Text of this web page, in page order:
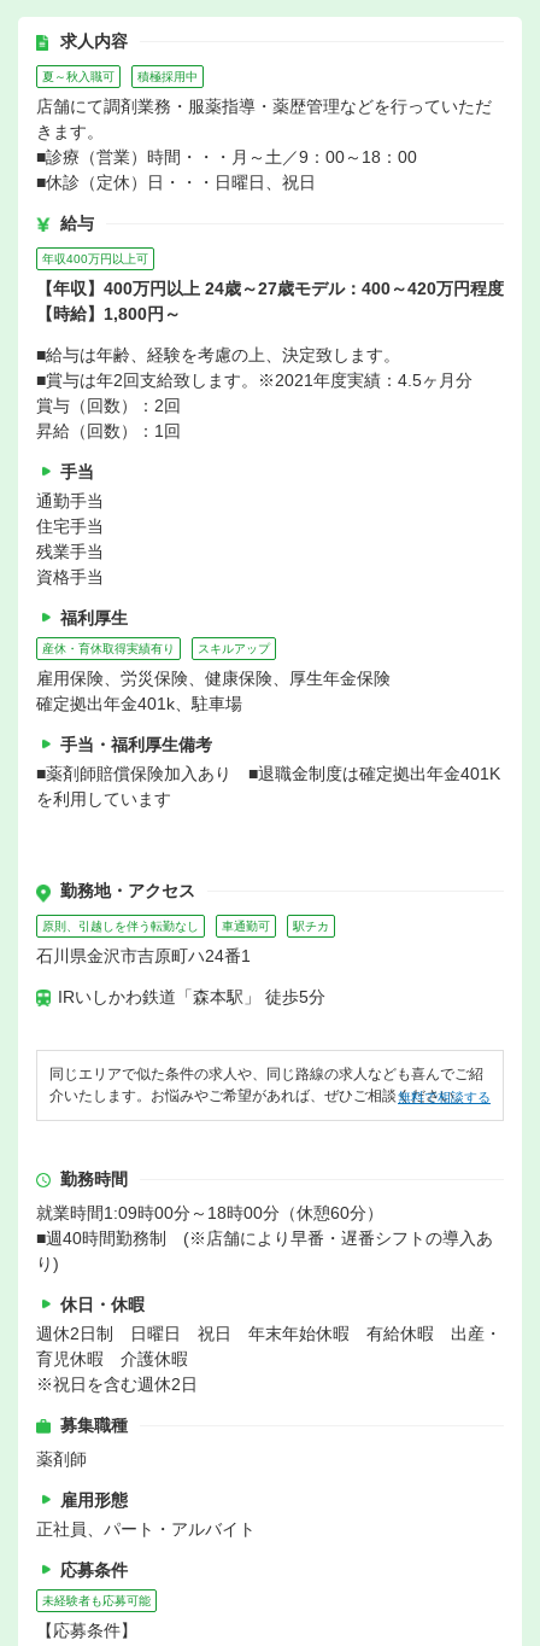
求人内容
夏～秋入職可 積極採用中
店舗にて調剤業務・服薬指導・薬歴管理などを行っていただ
きます。
■診療（営業）時間・・・月～土／9：00～18：00
■休診（定休）日・・・日曜日、祝日
給与
年収400万円以上可
【年収】400万円以上 24歳～27歳モデル：400～420万円程度
【時給】1,800円～
■給与は年齢、経験を考慮の上、決定致します。
■賞与は年2回支給致します。※2021年度実績：4.5ヶ月分
賞与（回数）：2回
昇給（回数）：1回
手当
通勤手当
住宅手当
残業手当
資格手当
福利厚生
産休・育休取得実績有り スキルアップ
雇用保険、労災保険、健康保険、厚生年金保険
確定拠出年金401k、駐車場
手当・福利厚生備考
■薬剤師賠償保険加入あり ■退職金制度は確定拠出年金401K
を利用しています
勤務地・アクセス
原則、引越しを伴う転勤なし 車通勤可 駅チカ
石川県金沢市吉原町ハ24番1
IRいしかわ鉄道「森本駅」 徒歩5分
同じエリアで似た条件の求人や、同じ路線の求人なども喜んでご紹
介いたします。お悩みやご希望があれば、ぜひご相談ください。
無料で相談する
勤務時間
就業時間1:09時00分～18時00分（休憩60分）
■週40時間勤務制 (※店舗により早番・遅番シフトの導入あ
り)
休日・休暇
週休2日制 日曜日 祝日 年末年始休暇 有給休暇 出産・
育児休暇 介護休暇
※祝日を含む週休2日
募集職種
薬剤師
雇用形態
正社員、パート・アルバイト
応募条件
未経験者も応募可能
【応募条件】